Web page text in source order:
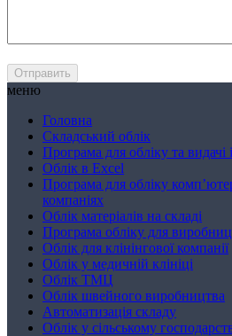
меню
Головна
Складський облік
Програма для обліку та видачі
Облік в Excel
Програма для обліку
компаніях
Облік матеріалів на складі
Програма обліку для
Облік для клінінгової компанії
Облік у медичній клініці
Облік ТМЦ
Облік швейного виробництва
Автоматизація складу
Облік у сільському